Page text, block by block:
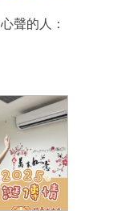
聲的人：